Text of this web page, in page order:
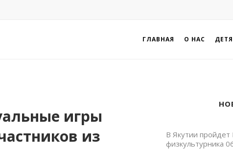
ГЛАВНАЯ О НАС
игры
из
В Якутии пройдет
физкультурника